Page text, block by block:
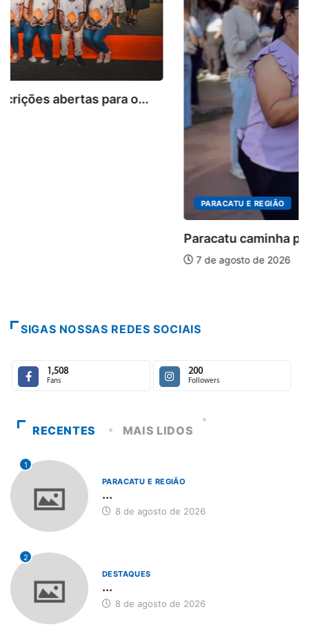
Paracatu caminha pelos 20 anos da Lei...
SIGAS NOSSAS REDES SOCIAIS
1,508
Fans
200
Followers
RECENTES MAIS LIDOS
1
PARACATU E REGIÃO
...
8 de agosto de 2026
2
DESTAQUES
...
8 de agosto de 2026